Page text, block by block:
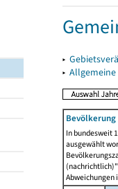
▸
▸
In bundesweit
ausgewählt
Abweichungen